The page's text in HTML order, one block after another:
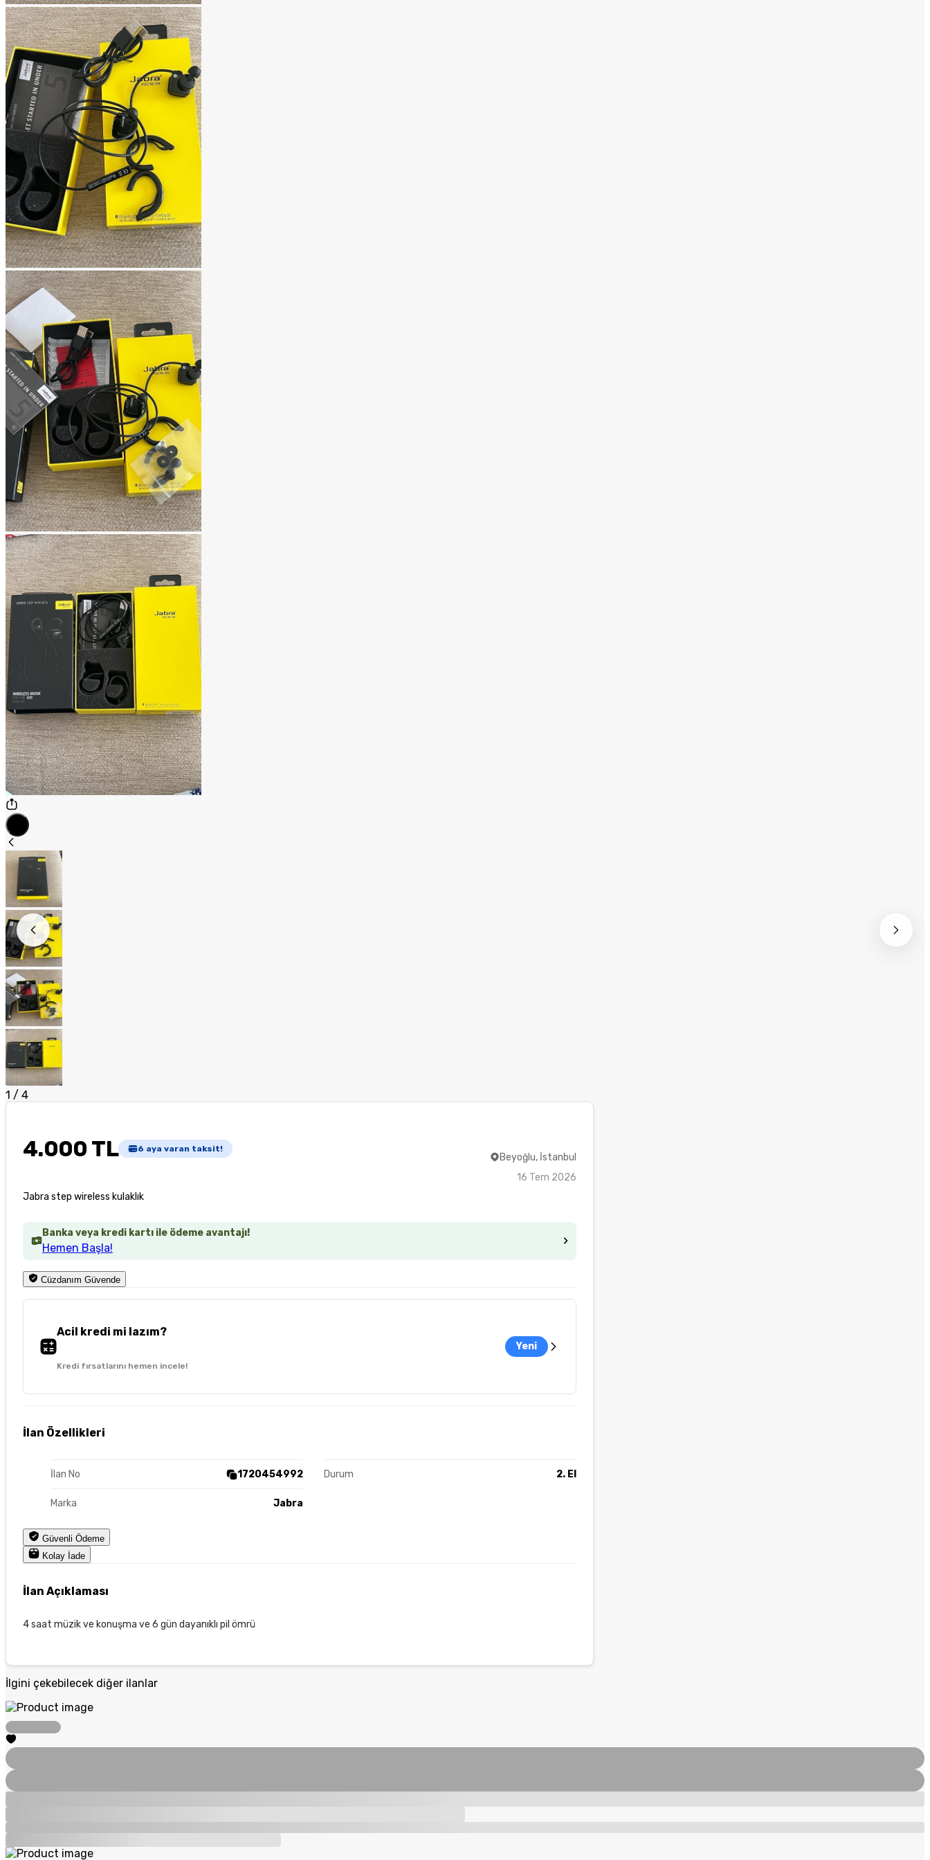
1 / 4
4.000 TL 6 aya varan taksit!
Jabra step wireless kulaklık
Beyoğlu, İstanbul
16 Tem 2026
Banka veya kredi kartı ile ödeme avantajı!
Hemen Başla!
Cüzdanım Güvende
Acil kredi mi lazım?
Kredi fırsatlarını hemen incele!
Yeni
İlan Özellikleri
İlan No 1720454992 Durum 2. El
Marka Jabra
Güvenli Ödeme
Kolay İade
İlan Açıklaması
4 saat müzik ve konuşma ve 6 gün dayanıklı pil ömrü
İlgini çekebilecek diğer ilanlar